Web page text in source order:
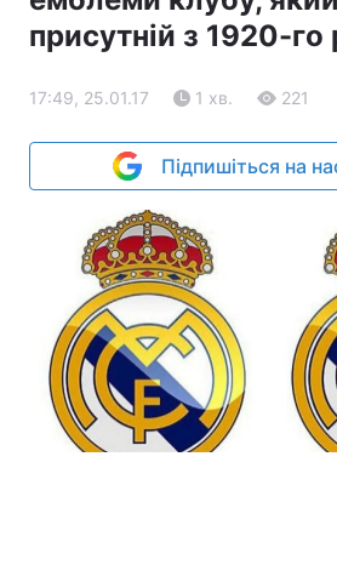
присутній з 1920-го
17:49, 25.01.17 1 хв. 221
Підпишіться на